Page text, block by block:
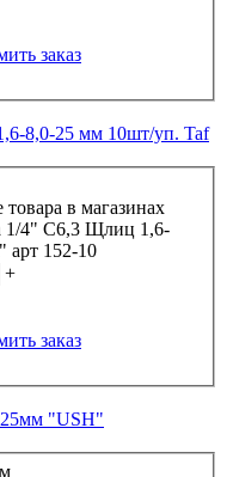
заказ
8,0-25 мм 10шт/уп. Taf
в магазинах
1/4" С6,3 Щлиц 1,6-
арт 152-10
+
заказ
25мм "USH"